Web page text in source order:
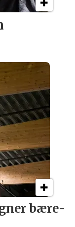
bære­